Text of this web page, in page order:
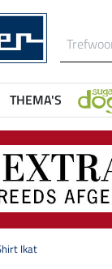
THEMA'S
Ikat